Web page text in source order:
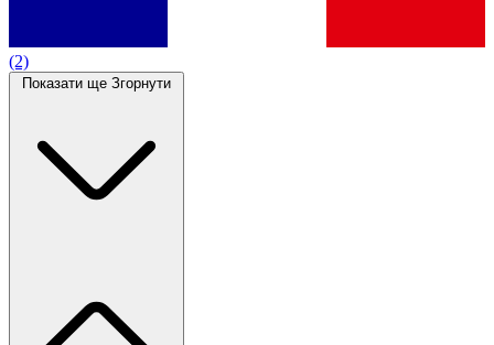
(2)
Показати ще Згорнути